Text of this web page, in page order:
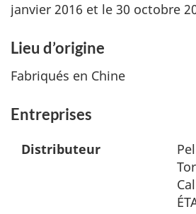
janvier 2016 et le 30 octobre
Lieu d’origine
Fabriqués en Chine
Entreprises
Distributeur